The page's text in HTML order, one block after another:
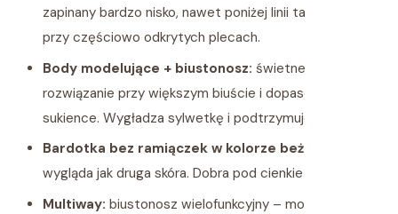
zapinany bardzo nisko, nawet poniżej linii talii. Idealny
przy częściowo odkrytych plecach.
Body modelujące + biustonosz: świetne
rozwiązanie przy większym biuście i dopasowanej
sukience. Wygładza sylwetkę i podtrzymuje biust.
Bardotka bez ramiączek w kolorze beżowym:
wygląda jak druga skóra. Dobra pod cienkie materiały.
Multiway: biustonosz wielofunkcyjny – możesz